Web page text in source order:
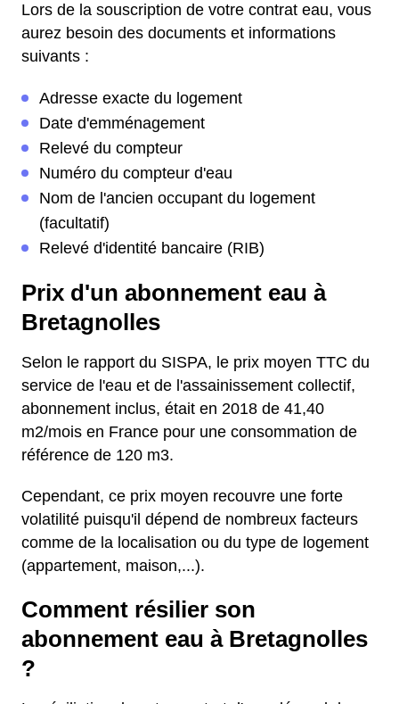
Lors de la souscription de votre contrat eau, vous
aurez besoin des documents et informations
suivants :
Adresse exacte du logement
Date d'emménagement
Relevé du compteur
Numéro du compteur d'eau
Nom de l'ancien occupant du logement
(facultatif)
Relevé d'identité bancaire (RIB)
Prix d'un abonnement eau à
Bretagnolles
Selon le rapport du SISPA, le prix moyen TTC du
service de l'eau et de l'assainissement collectif,
abonnement inclus, était en 2018 de 41,40
m2/mois en France pour une consommation de
référence de 120 m3.
Cependant, ce prix moyen recouvre une forte
volatilité puisqu'il dépend de nombreux facteurs
comme de la localisation ou du type de logement
(appartement, maison,...).
Comment résilier son
abonnement eau à Bretagnolles
?